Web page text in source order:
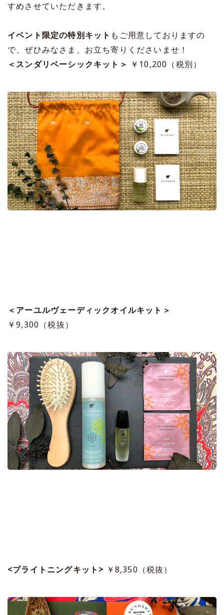
すめさせていただきます。
イベント限定の特別キット もご用意しておりますの
で、ぜひみなさま、お立ち寄りくださいませ！
＜スンダリベーシックキット＞ ￥10,200（税別）
＜アーユルヴェーディックオイルキット＞
￥9,300（税抜）
<ブライトニングキット> ￥8,350（税抜）